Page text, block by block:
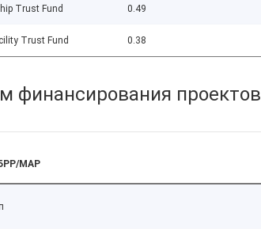
Trust Fund 0.49
Trust Fund 0.38
финансирования проектов
МАР